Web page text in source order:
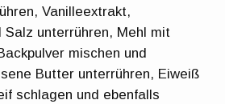
Vanilleextrakt,
Salz unterrühren, Mehl mit
mischen und
Butter unterrühren, Eiweiß
schlagen und ebenfalls